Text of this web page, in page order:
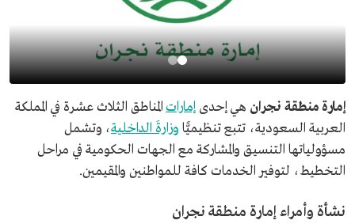
إمارة منطقة نجران هي إحدى إماراتالمناطق الثلاث عشرة في المملكة
العربية السعودية، تتبع تنظيميًّا وزارةَ الداخلية، وتشمل
مسؤولياتها التنسيق والمشاركة مع الجهات الحكومية في مراحل
التخطيط، لتوفير الخدمات كافة للمواطنين والمقيمين.
نشأة وأمراء إمارة منطقة نجران